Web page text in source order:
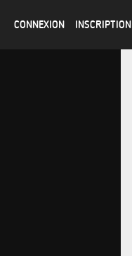
CONNEXION INSCRIPTION